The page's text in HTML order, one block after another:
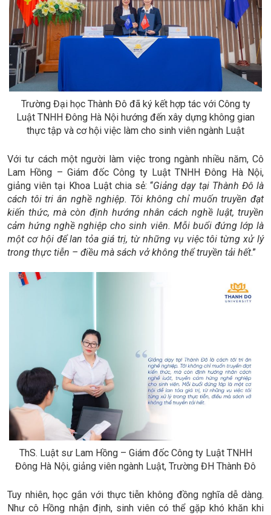
Trường Đại học Thành Đô đã ký kết hợp tác với Công ty
Luật TNHH Đông Hà Nội hướng đến xây dựng không gian
thực tập và cơ hội việc làm cho sinh viên ngành Luật
Với tư cách một người làm việc trong ngành nhiều năm, Cô
Lam Hồng – Giám đốc Công ty Luật TNHH Đông Hà Nội,
giảng viên tại Khoa Luật chia sẻ: “Giảng dạy tại Thành Đô là
cách tôi tri ân nghề nghiệp. Tôi không chỉ muốn truyền đạt
kiến thức, mà còn định hướng nhân cách nghề luật, truyền
cảm hứng nghề nghiệp cho sinh viên. Mỗi buổi đứng lớp là
một cơ hội để lan tỏa giá trị, từ những vụ việc tôi từng xử lý
trong thực tiễn – điều mà sách vở không thể truyền tải hết.”
ThS. Luật sư Lam Hồng – Giám đốc Công ty Luật TNHH
Đông Hà Nội, giảng viên ngành Luật, Trường ĐH Thành Đô
Tuy nhiên, học gắn với thực tiễn không đồng nghĩa dễ dàng.
Như cô Hồng nhận định, sinh viên có thể gặp khó khăn khi